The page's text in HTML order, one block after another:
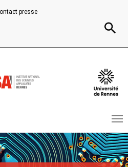
presse